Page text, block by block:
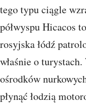
tego typu ciągle
półwyspu Hicacos
rosyjska łódź
właśnie o
ośrodków
płynąć łodzią